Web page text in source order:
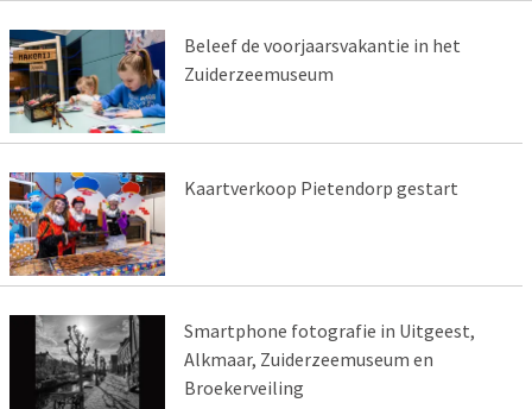
Beleef de voorjaarsvakantie in het
Zuiderzeemuseum
Kaartverkoop Pietendorp gestart
Smartphone fotografie in Uitgeest,
Alkmaar, Zuiderzeemuseum en
Broekerveiling